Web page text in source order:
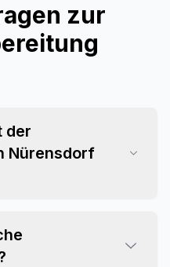
zur
der
Nürensdorf